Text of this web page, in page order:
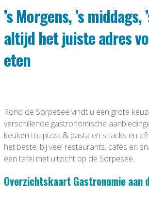
’s Morgens, ’s middags,
altijd het juiste adres
eten
Rond de Sorpesee vindt u een grote
verschillende gastronomische
keuken tot pizza & pasta en snacks en
het beste: bij veel restaurants, cafés en
een tafel met uitzicht op de Sorpesee.
Overzichtskaart Gastronomie aan